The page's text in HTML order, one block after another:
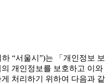
싶다면 야채, 과일 그리고
좋아하니까 이거에 초점을
스테롤을 증가시키고, LDL
“서울시”)는 「개인정보 보
개인정보를 보호하고 이와
처리하기 위하여 다음과 같